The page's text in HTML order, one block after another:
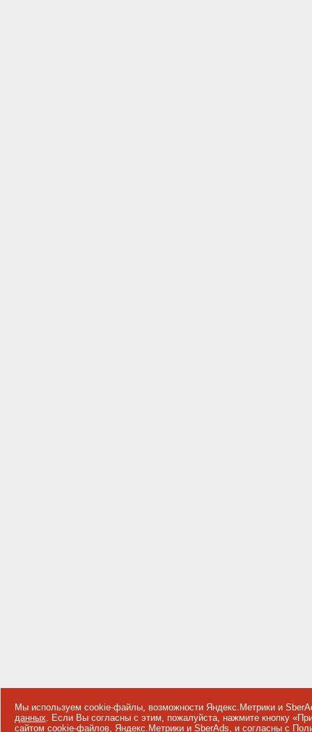
Мы используем cookie-файлы, возможности Яндекс.Метрики и
данных. Если Вы согласны с этим, пожалуйста, нажмите кнопку
сайтом cookie-файлов, Яндекс.Метрики и SberAds, и согласны с